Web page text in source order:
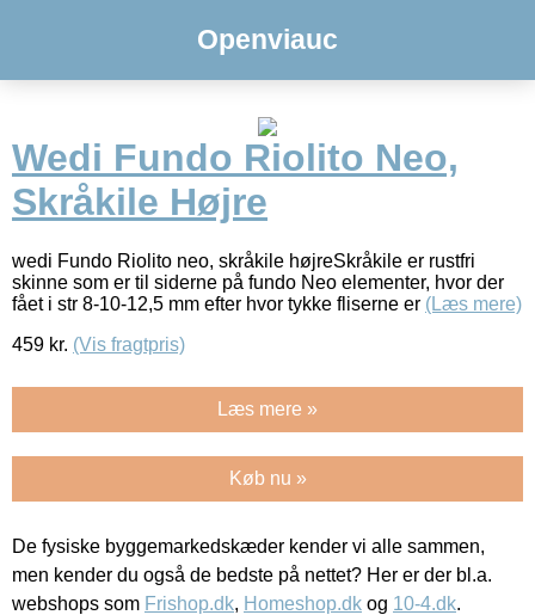
Openviauc
Wedi Fundo Riolito Neo,
Skråkile Højre
wedi Fundo Riolito neo, skråkile højreSkråkile er rustfri
skinne som er til siderne på fundo Neo elementer, hvor der
fået i str 8-10-12,5 mm efter hvor tykke fliserne er (Læs mere)
459 kr. (Vis fragtpris)
Læs mere »
Køb nu »
De fysiske byggemarkedskæder kender vi alle sammen,
men kender du også de bedste på nettet? Her er der bl.a.
webshops som Frishop.dk, Homeshop.dk og 10-4.dk.